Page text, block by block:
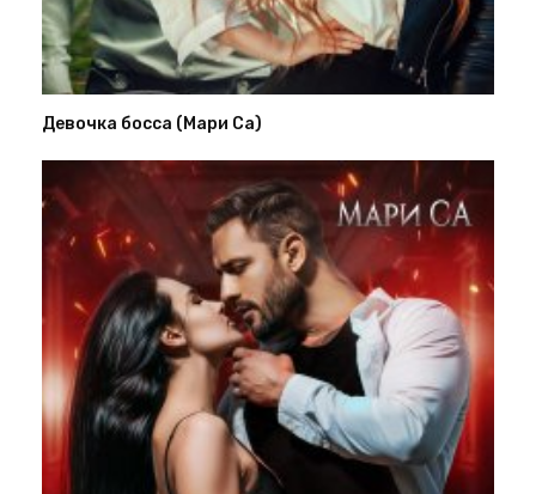
Девочка босса (Мари Са)